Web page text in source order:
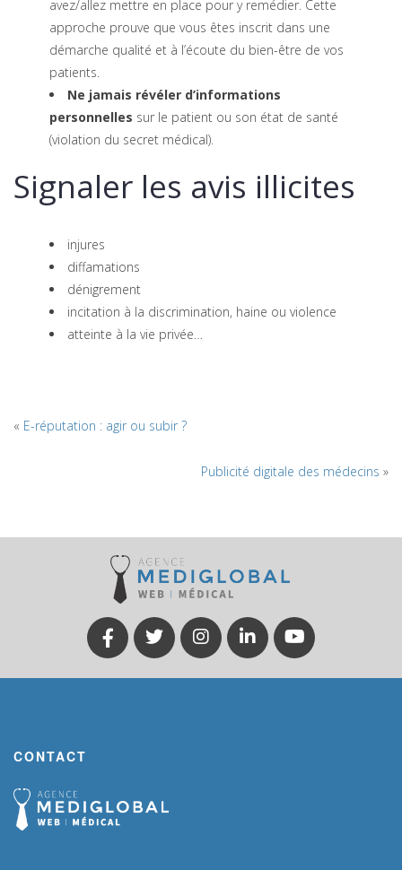
avez/allez mettre en place pour y remédier. Cette
approche prouve que vous êtes inscrit dans une
démarche qualité et à l’écoute du bien-être de vos
patients.
Ne jamais révéler d’informations
personnelles sur le patient ou son état de santé
(violation du secret médical).
Signaler les avis illicites
injures
diffamations
dénigrement
incitation à la discrimination, haine ou violence
atteinte à la vie privée…
« E-réputation : agir ou subir ?
Publicité digitale des médecins »
CONTACT